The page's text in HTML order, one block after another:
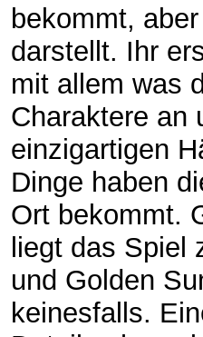
bekommt,
darstellt. Ihr
mit allem was
Charaktere an
einzigartigen
Dinge haben
Ort bekommt.
liegt das Spiel
und Golden
keinesfalls.